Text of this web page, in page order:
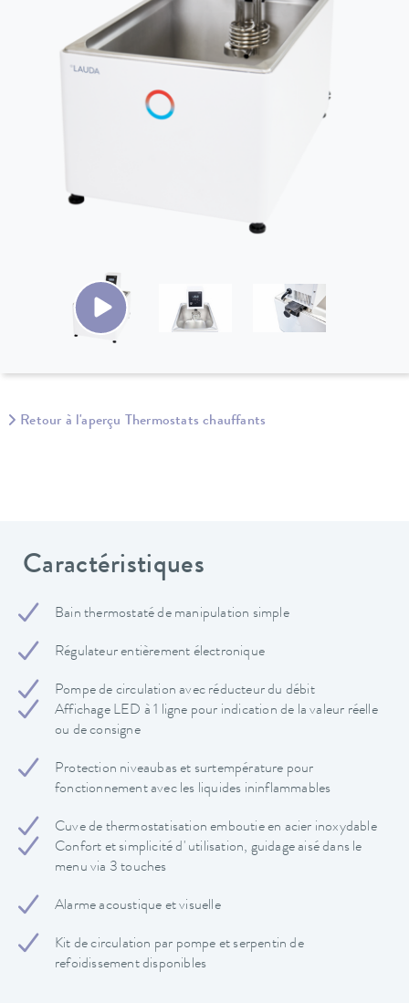
Retour à l'aperçu Thermostats chauffants
Caractéristiques
Bain thermostaté de manipulation simple
Régulateur entièrement électronique
Pompe de circulation avec réducteur du débit
Affichage LED à 1 ligne pour indication de la valeur réelle
ou de consigne
Protection niveaubas et surtempérature pour
fonctionnement avec les liquides ininflammables
Cuve de thermostatisation emboutie en acier inoxydable
Confort et simplicité d' utilisation, guidage aisé dans le
menu via 3 touches
Alarme acoustique et visuelle
Kit de circulation par pompe et serpentin de
refoidissement disponibles